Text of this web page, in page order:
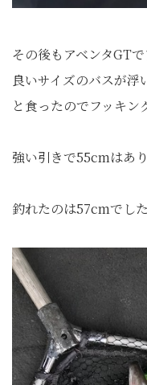
その後もアベンタGT
良いサイズのバスが浮
と食ったのでフッキン
強い引きで55cmはあ
釣れたのは57cmでした